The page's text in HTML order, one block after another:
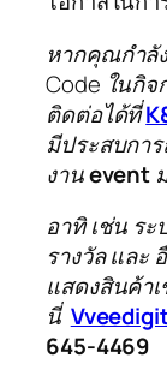
หากคุณกำลั
Code ในกิ
ติดต่อได้ที่
มีประสบกา
งานevent
อาทิ เช่น ระ
รางวัล และ
แสดงสินค้า
นี่
645-4469